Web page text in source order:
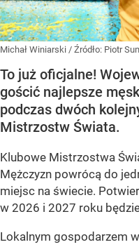
Michał Winiarski / Źródło: Piotr
To już oficjalne!
gościć najlepsze
podczas dwóch
Mistrzostw Świata.
Klubowe Mistrzostwa
Mężczyzn powrócą do
miejsc na świecie.
w 2026 i 2027 roku
Lokalnym gospodarzem